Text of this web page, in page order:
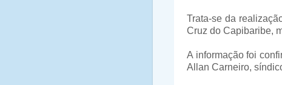
Trata-se da
Cruz do Capibaribe,
A informação foi
Allan Carneiro,